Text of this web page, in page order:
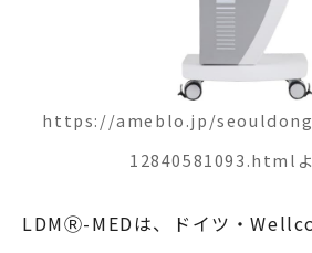
https://ameblo.jp/
12840581093.htmlよ
LDMⓇ-MEDは、ドイツ・